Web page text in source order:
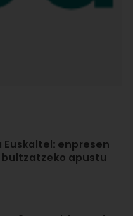
Euskaltel: enpresen
apustu